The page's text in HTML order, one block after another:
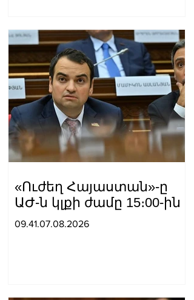
«Ուժեղ Հայաստան»-ը
ԱԺ-ն կլքի ժամը 15։00-ին
09.41.07.08.2026